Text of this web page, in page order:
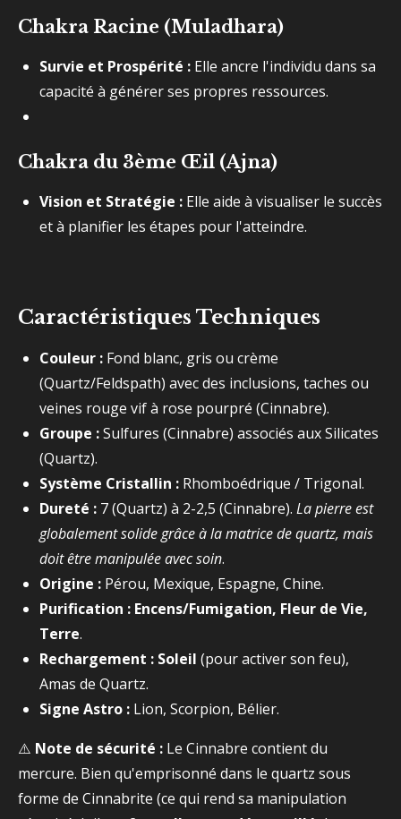
Chakra Racine (Muladhara)
Survie et Prospérité : Elle ancre l'individu dans sa
capacité à générer ses propres ressources.
Chakra du 3ème Œil (Ajna)
Vision et Stratégie : Elle aide à visualiser le succès
et à planifier les étapes pour l'atteindre.
Caractéristiques Techniques
Couleur : Fond blanc, gris ou crème
(Quartz/Feldspath) avec des inclusions, taches ou
veines rouge vif à rose pourpré (Cinnabre).
Groupe :Sulfures (Cinnabre) associés aux Silicates
(Quartz).
Système Cristallin : Rhomboédrique / Trigonal.
Dureté : 7 (Quartz) à 2-2,5 (Cinnabre). La pierre est
globalement solide grâce à la matrice de quartz, mais
doit être manipulée avec soin.
Origine : Pérou, Mexique, Espagne, Chine.
Purification : Encens/Fumigation, Fleur de Vie,
Terre.
Rechargement : Soleil (pour activer son feu),
Amas de Quartz.
Signe Astro : Lion, Scorpion, Bélier.
⚠️ Note de sécurité : Le Cinnabre contient du
mercure. Bien qu'emprisonné dans le quartz sous
forme de Cinnabrite (ce qui rend sa manipulation